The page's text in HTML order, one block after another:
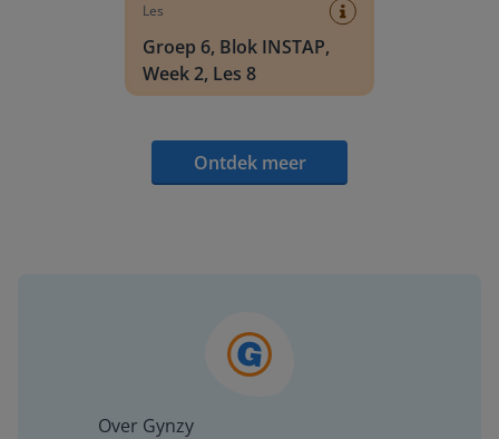
Les
Groep 6, Blok INSTAP,
Week 2, Les 8
Ontdek meer
Over Gynzy